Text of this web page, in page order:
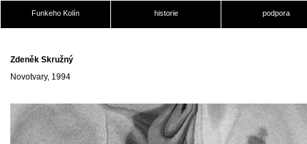
Funkeho Kolín historie podpora
Zdeněk Skružný
Novotvary, 1994